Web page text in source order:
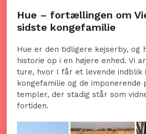
Hue – fortællingen om
sidste kongefamilie
Hue er den tidligere kejserby, og
historie op i en højere enhed. Vi
ture, hvor I får et levende indblik
kongefamilie og de imponerende
templer, der stadig står som
fortiden.